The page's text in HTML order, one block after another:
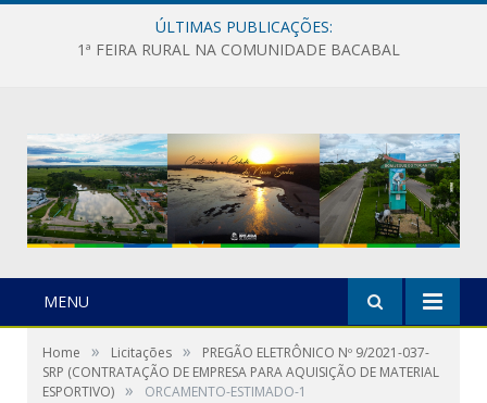
ÚLTIMAS PUBLICAÇÕES:
1ª FEIRA RURAL NA COMUNIDADE BACABAL
MENU
Home » Licitações »
PREGÃO ELETRÔNICO Nº 9/2021-037-
SRP (CONTRATAÇÃO DE EMPRESA PARA AQUISIÇÃO DE MATERIAL
ESPORTIVO) » ORCAMENTO-ESTIMADO-1